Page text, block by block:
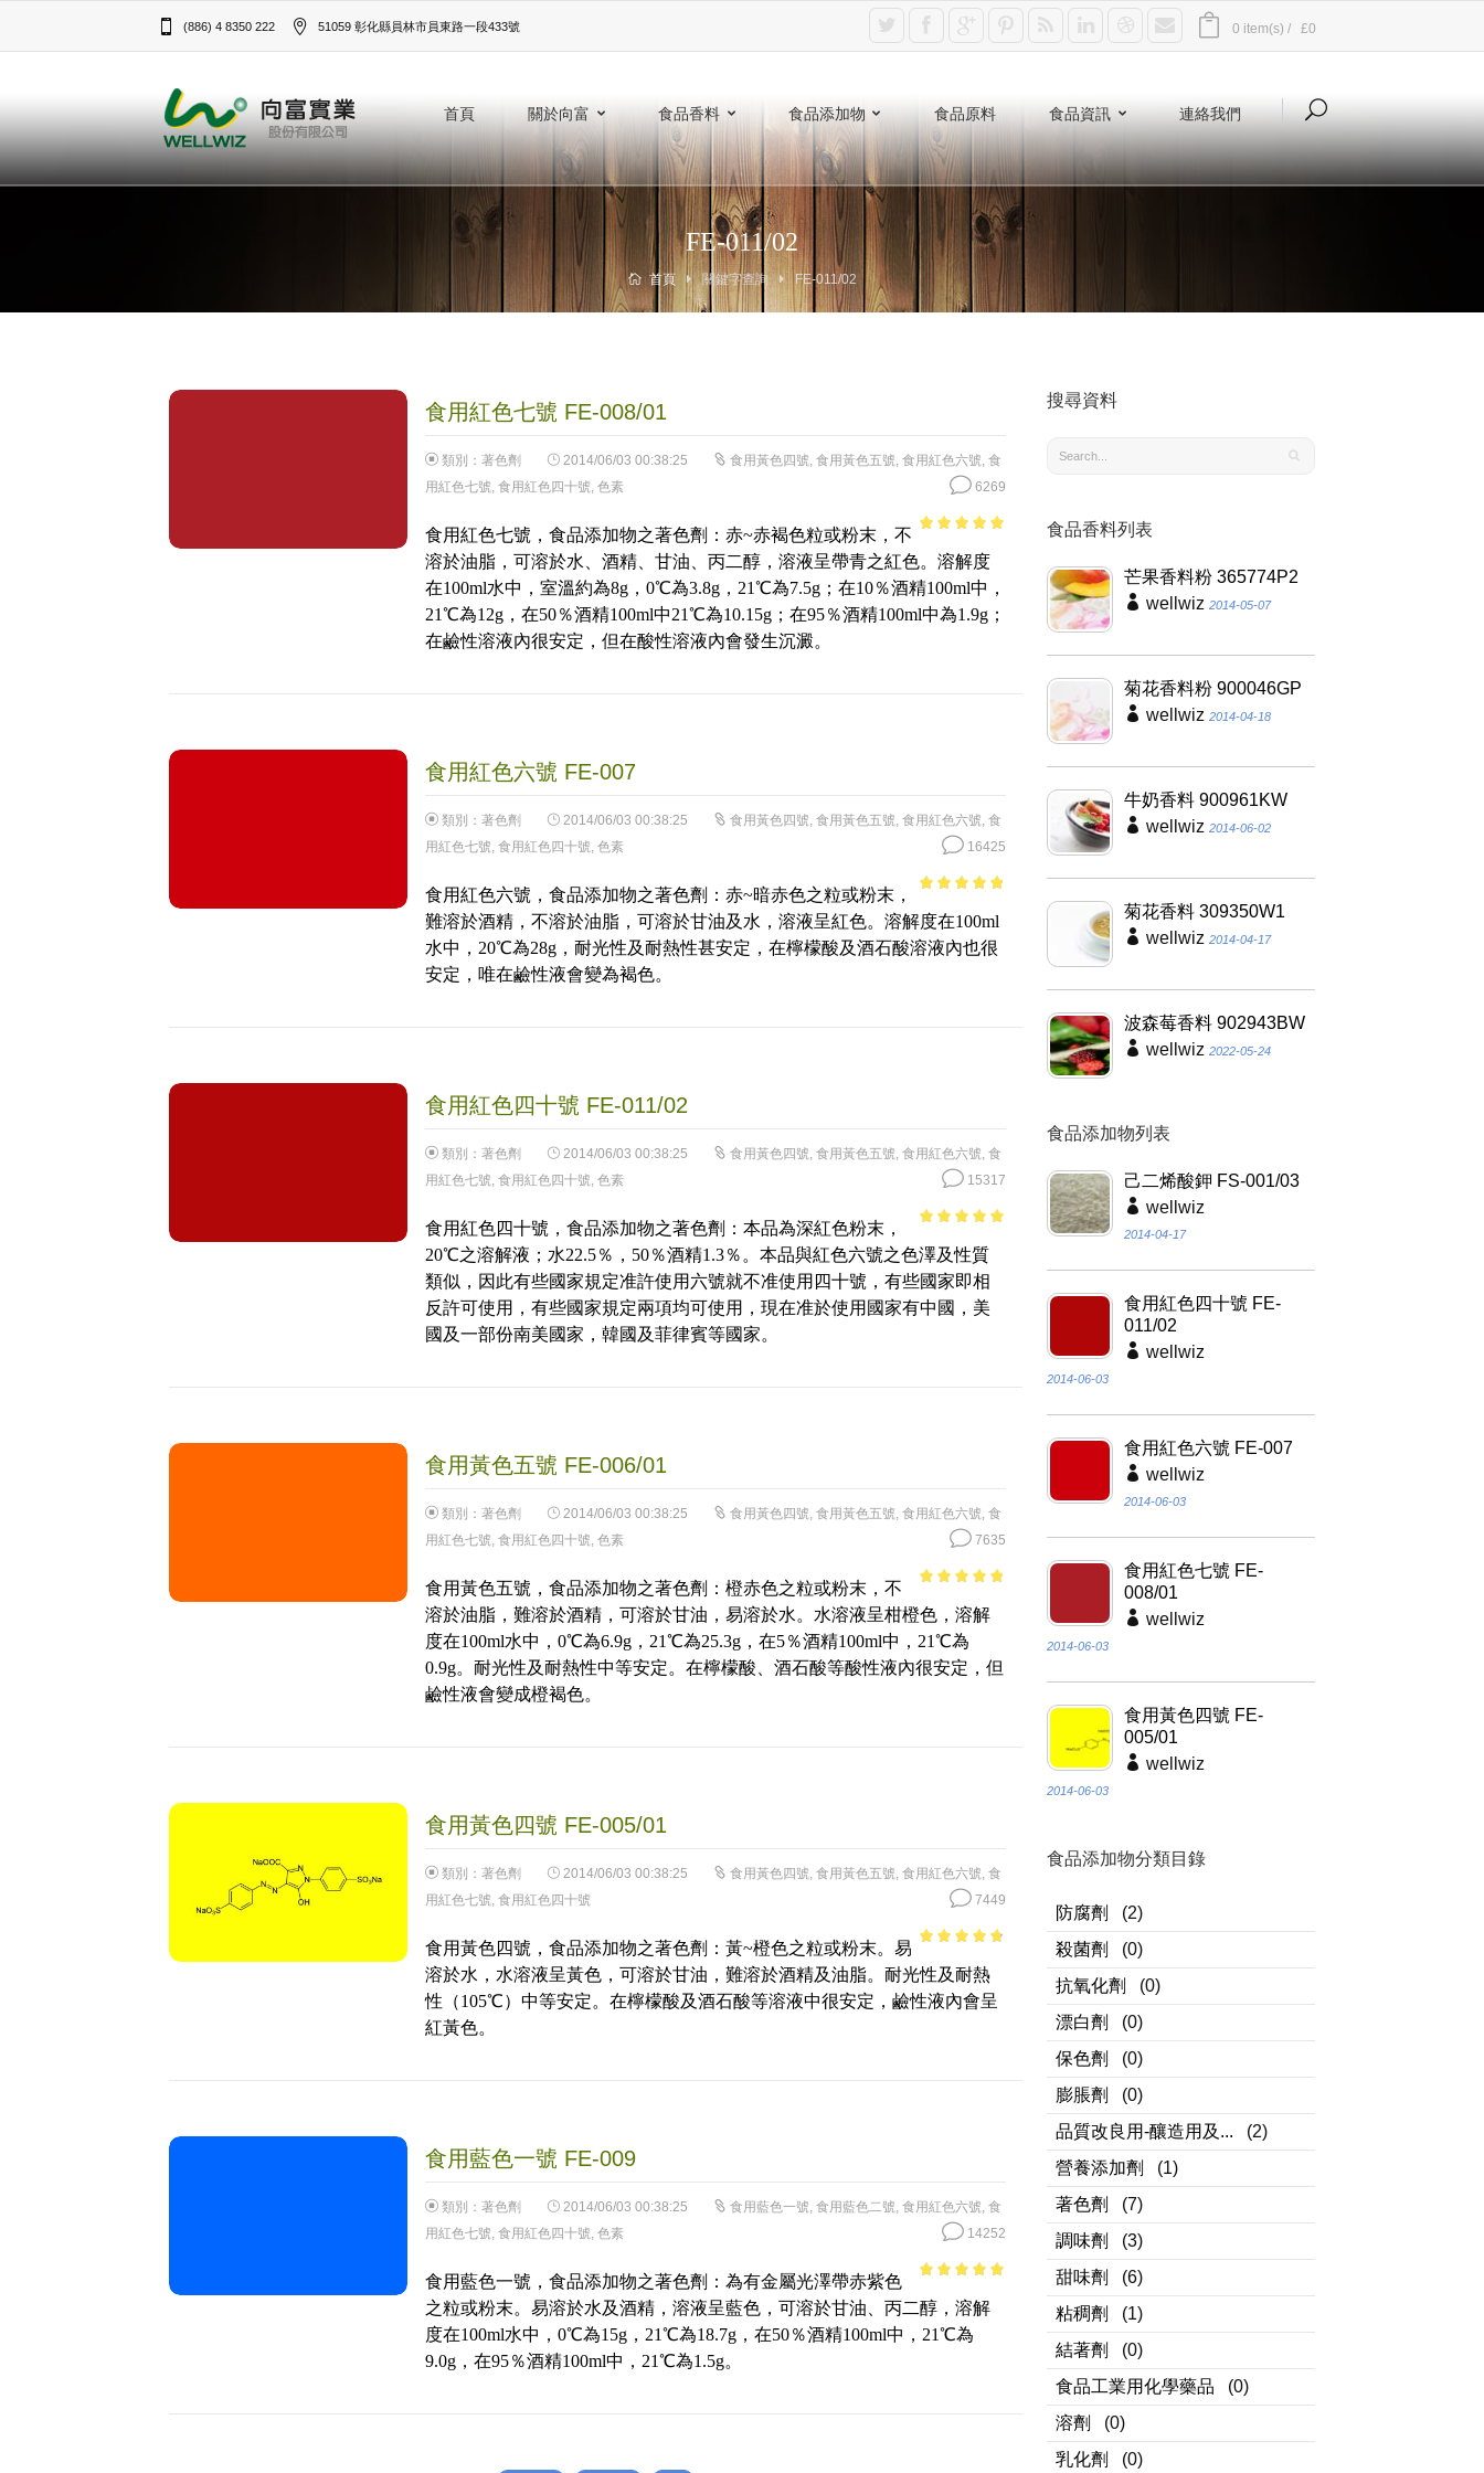
(886) 4 8350 222 51059 彰化縣員林市員東路一段433號‎ 0 item(s) / £0
首頁 關於向富 食品香料 食品添加物 食品原料 食品資訊 連絡我們
FE-011/02
首頁 關鍵字查詢 FE-011/02
食用紅色七號 FE-008/01
類別： 著色劑 2014/06/03 00:38:25 食用黃色四號, 食用黃色五號, 食用紅色六號, 食
用紅色七號, 食用紅色四十號, 色素 6269
5
食用紅色七號，食品添加物之著色劑：赤~赤褐色粒或粉末，不
溶於油脂，可溶於水、酒精、甘油、丙二醇，溶液呈帶青之紅色。溶解度
在100ml水中，室溫約為8g，0℃為3.8g，21℃為7.5g；在10％酒精100ml中，
21℃為12g，在50％酒精100ml中21℃為10.15g；在95％酒精100ml中為1.9g；
在鹼性溶液內很安定，但在酸性溶液內會發生沉澱。
食用紅色六號 FE-007
類別： 著色劑 2014/06/03 00:38:25 食用黃色四號, 食用黃色五號, 食用紅色六號, 食
用紅色七號, 食用紅色四十號, 色素 16425
5
食用紅色六號，食品添加物之著色劑：赤~暗赤色之粒或粉末，
難溶於酒精，不溶於油脂，可溶於甘油及水，溶液呈紅色。溶解度在100ml
水中，20℃為28g，耐光性及耐熱性甚安定，在檸檬酸及酒石酸溶液內也很
安定，唯在鹼性液會變為褐色。
食用紅色四十號 FE-011/02
類別： 著色劑 2014/06/03 00:38:25 食用黃色四號, 食用黃色五號, 食用紅色六號, 食
用紅色七號, 食用紅色四十號, 色素 15317
5
食用紅色四十號，食品添加物之著色劑：本品為深紅色粉末，
20℃之溶解液；水22.5％，50％酒精1.3％。本品與紅色六號之色澤及性質
類似，因此有些國家規定准許使用六號就不准使用四十號，有些國家即相
反許可使用，有些國家規定兩項均可使用，現在准於使用國家有中國，美
國及一部份南美國家，韓國及菲律賓等國家。
食用黃色五號 FE-006/01
類別： 著色劑 2014/06/03 00:38:25 食用黃色四號, 食用黃色五號, 食用紅色六號, 食
用紅色七號, 食用紅色四十號, 色素 7635
5
食用黃色五號，食品添加物之著色劑：橙赤色之粒或粉末，不
溶於油脂，難溶於酒精，可溶於甘油，易溶於水。水溶液呈柑橙色，溶解
度在100ml水中，0℃為6.9g，21℃為25.3g，在5％酒精100ml中，21℃為
0.9g。耐光性及耐熱性中等安定。在檸檬酸、酒石酸等酸性液內很安定，但
鹼性液會變成橙褐色。
食用黃色四號 FE-005/01
類別： 著色劑 2014/06/03 00:38:25 食用黃色四號, 食用黃色五號, 食用紅色六號, 食
用紅色七號, 食用紅色四十號 7449
5
食用黃色四號，食品添加物之著色劑：黃~橙色之粒或粉末。易
溶於水，水溶液呈黃色，可溶於甘油，難溶於酒精及油脂。耐光性及耐熱
性（105℃）中等安定。在檸檬酸及酒石酸等溶液中很安定，鹼性液內會呈
紅黃色。
食用藍色一號 FE-009
類別： 著色劑 2014/06/03 00:38:25 食用藍色一號, 食用藍色二號, 食用紅色六號, 食
用紅色七號, 食用紅色四十號, 色素 14252
5
食用藍色一號，食品添加物之著色劑：為有金屬光澤帶赤紫色
之粒或粉末。易溶於水及酒精，溶液呈藍色，可溶於甘油、丙二醇，溶解
度在100ml水中，0℃為15g，21℃為18.7g，在50％酒精100ml中，21℃為
9.0g，在95％酒精100ml中，21℃為1.5g。
搜尋資料
食品香料列表
芒果香料粉 365774P2
wellwiz 2014-05-07
菊花香料粉 900046GP
wellwiz 2014-04-18
牛奶香料 900961KW
wellwiz 2014-06-02
菊花香料 309350W1
wellwiz 2014-04-17
波森莓香料 902943BW
wellwiz 2022-05-24
食品添加物列表
己二烯酸鉀 FS-001/03
wellwiz
2014-04-17
食用紅色四十號 FE-
011/02
wellwiz
2014-06-03
食用紅色六號 FE-007
wellwiz
2014-06-03
食用紅色七號 FE-
008/01
wellwiz
2014-06-03
食用黃色四號 FE-
005/01
wellwiz
2014-06-03
食品添加物分類目錄
防腐劑
(2)
殺菌劑
(0)
抗氧化劑
(0)
漂白劑
(0)
保色劑
(0)
膨脹劑
(0)
品質改良用-釀造用及...
(2)
營養添加劑
(1)
著色劑
(7)
調味劑
(3)
甜味劑
(6)
粘稠劑
(1)
結著劑
(0)
食品工業用化學藥品
(0)
溶劑
(0)
乳化劑
(0)